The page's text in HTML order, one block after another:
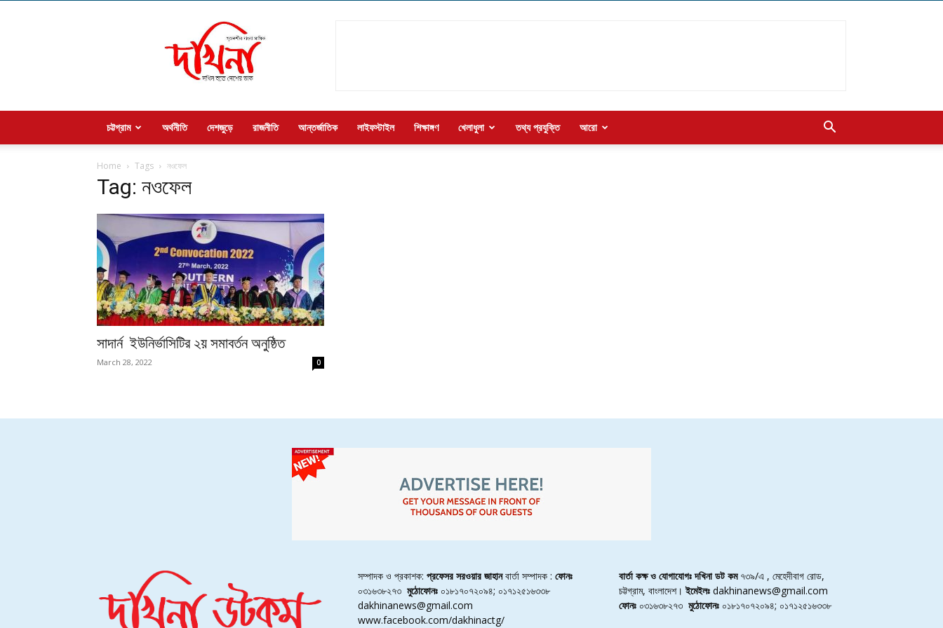
Welcome
to
dakhina
চট্টগ্রাম অর্থনীতি দেশজুড়ে রাজনীতি আন্তর্জাতিক লাইফস্টাইল শিক্ষাঙ্গণ খেলাধুলা তথ্য প্রযুক্তি আরো
Home Tags নওফেল
Tag: নওফেল
সাদার্ন ইউনির্ভাসিটির ২য় সমাবর্তন অনুষ্ঠিত
March 28, 2022 0
সম্পাদক ও প্রকাশক: প্রফেসর সরওয়ার জাহানবার্তা সম্পাদক : ফোনঃ
০৩১৬৩৮২৭৩ মুঠোফোনঃ ০১৮১৭০৭২০৯৪; ০১৭১২৫১৬৩৩৮
dakhinanews@gmail.com
www.facebook.com/dakhinactg/
বার্তা কক্ষ ও যোগাযোগঃ দখিনা ডট কম৭৩৯/এ , মেহেদীবাগ রোড,
চট্টগ্রাম, বাংলাদেশ।ইমেইলঃ dakhinanews@gmail.com
ফোনঃ ০৩১৬৩৮২৭৩ মুঠোফোনঃ ০১৮১৭০৭২০৯৪; ০১৭১২৫১৬৩৩৮